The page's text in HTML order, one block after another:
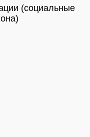
(социальные